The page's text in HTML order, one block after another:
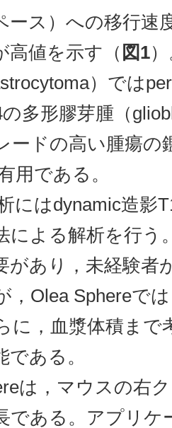
ース）への移行速
高値を示す（ 図1
）では
多形膠芽腫（
ードの高い腫瘍の
用である。
にはdynamic造影
による解析を行う
があり，未経験者
，Olea Sphereで
に，血漿体積まで
ある。
は，マウスの右
である。アプリケ